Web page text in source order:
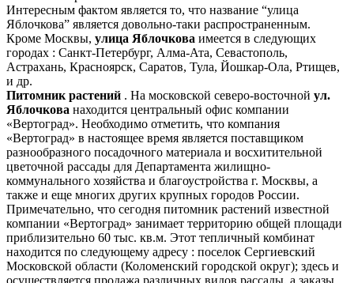
Интересным фактом является то, что название “улица
Яблочкова” является довольно-таки распространенным.
Кроме Москвы, улица Яблочкова имеется в следующих
городах : Санкт-Петербург, Алма-Ата, Севастополь,
Астрахань, Красноярск, Саратов, Тула, Йошкар-Ола, Ртищев,
и др.
Питомник растений . На московской северо-восточной ул.
Яблочкова находится центральный офис компании
«Вертоград». Необходимо отметить, что компания
«Вертоград» в настоящее время является поставщиком
разнообразного посадочного материала и восхитительной
цветочной рассады для Департамента жилищно-
коммунального хозяйства и благоустройства г. Москвы, а
также и еще многих других крупных городов России.
Примечательно, что сегодня питомник растений известной
компании «Вертоград» занимает территорию общей площади
приблизительно 60 тыс. кв.м. Этот тепличный комбинат
находится по следующему адресу : поселок Сергиевский
Московской области (Коломенский городской округ); здесь и
осуществляется продажа различных видов рассады, а заказы